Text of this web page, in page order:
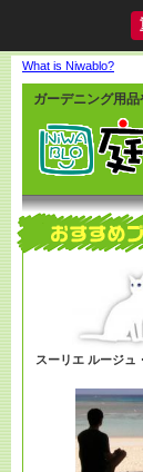
What is Niwablo?
ガーデニング用
スーリエ ルージュ